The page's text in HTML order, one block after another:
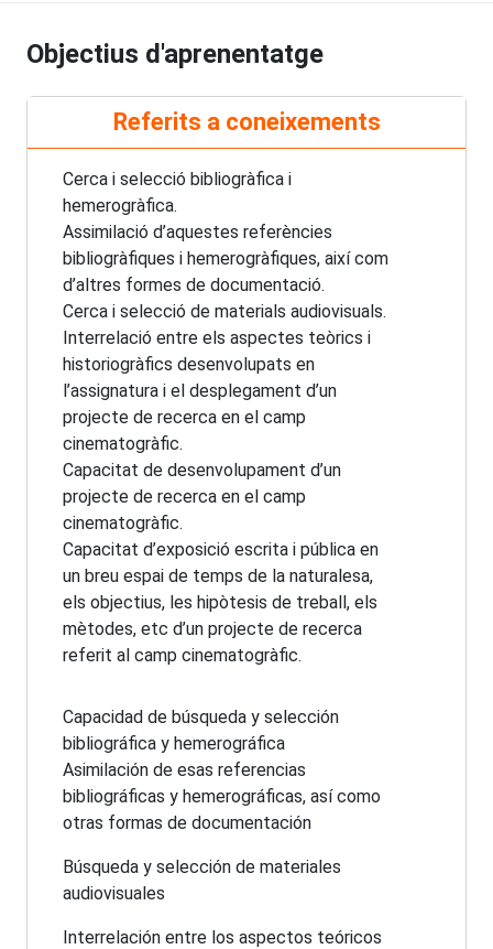
Objectius d'aprenentatge
Referits a coneixements
Cerca i selecció bibliogràfica i
hemerogràfica.
Assimilació d’aquestes referències
bibliogràfiques i hemerogràfiques, així com
d’altres formes de documentació.
Cerca i selecció de materials audiovisuals.
Interrelació entre els aspectes teòrics i
historiogràfics desenvolupats en
l’assignatura i el desplegament d’un
projecte de recerca en el camp
cinematogràfic.
Capacitat de desenvolupament d’un
projecte de recerca en el camp
cinematogràfic.
Capacitat d’exposició escrita i pública en
un breu espai de temps de la naturalesa,
els objectius, les hipòtesis de treball, els
mètodes, etc d’un projecte de recerca
referit al camp cinematogràfic.
Capacidad de búsqueda y selección
bibliográfica y hemerográfica
Asimilación de esas referencias
bibliográficas y hemerográficas, así como
otras formas de documentación
Búsqueda y selección de materiales
audiovisuales
Interrelación entre los aspectos teóricos